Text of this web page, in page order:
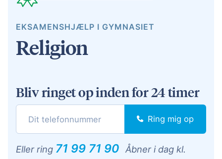
EKSAMENSHJÆLP I GYMNASIET
Religion
Bliv ringet op inden for 24 timer
Ring mig op
Eller ring 71 99 71 90 Åbner i dag kl.